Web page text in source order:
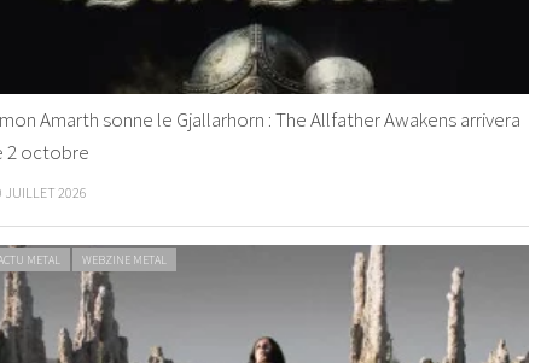
Amarth sonne le Gjallarhorn : The Allfather Awakens arrivera
2 octobre
JUILLET 2026
METAL WEBZINE METAL